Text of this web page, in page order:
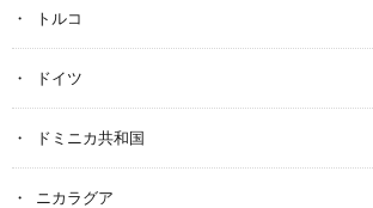
トルコ
ドイツ
ドミニカ共和国
ニカラグア